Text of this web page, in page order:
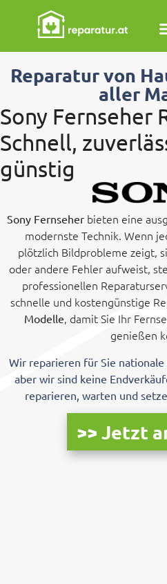
Reparatur von
aller
Sony Fernseher
Schnell,
günstig
Sony Fernseher bieten eine
modernste Technik. Wenn
plötzlich Bildprobleme zeigt,
oder andere Fehler aufweist,
professionellen
schnelle und kostengünstige
Modelle, damit Sie Ihr
genießen
Wir reparieren für Sie
aber wir sind keine
reparieren, warten und
>> Jetzt